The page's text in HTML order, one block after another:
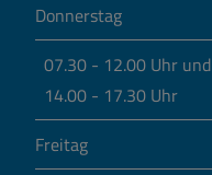
Donnerstag
07.30 - 12.00 Uhr und
14.00 - 17.30 Uhr
Freitag